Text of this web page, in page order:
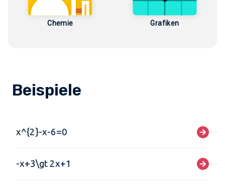
Chemie Grafiken
Beispiele
x^{2}-x-6=0
-x+3\gt 2x+1